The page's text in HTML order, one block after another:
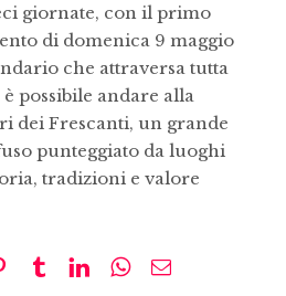
giornate, con il primo
di domenica 9 maggio
che attraversa tutta
è possibile andare alla
dei Frescanti, un grande
punteggiato da luoghi
tradizioni e valore